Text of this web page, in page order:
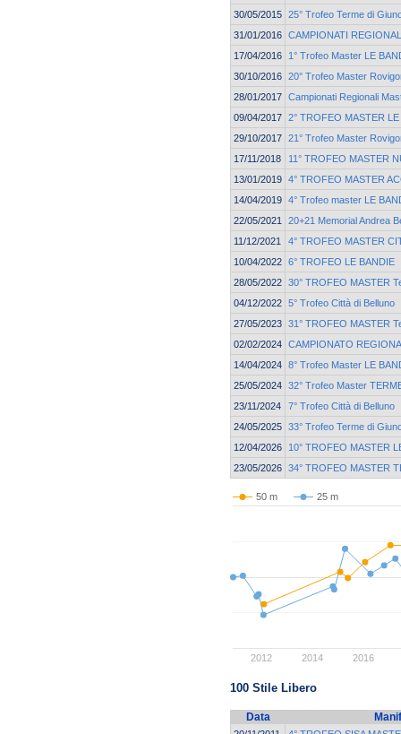
30/05/2015 25° Trofeo Terme di
31/01/2016 CAMPIONATI
17/04/2016
1° Trofeo Master LE
30/10/2016 20° Trofeo Master
28/01/2017 Campionati Regionali
09/04/2017 2° TROFEO MASTER
29/10/2017 21° Trofeo Master
17/11/2018
11° TROFEO MASTER
13/01/2019 4° TROFEO MASTER
14/04/2019 4° Trofeo master LE
22/05/2021
20+21 Memorial Andrea
11/12/2021
4° TROFEO MASTER
10/04/2022 6° TROFEO LE BANDIE
28/05/2022 30° TROFEO MASTER
04/12/2022 5° Trofeo Città di Belluno
27/05/2023 31° TROFEO MASTER
02/02/2024 CAMPIONATO
14/04/2024 8° Trofeo Master LE
25/05/2024 32° Trofeo Master
23/11/2024
7° Trofeo Città di Belluno
24/05/2025 33° Trofeo Terme di
12/04/2026
10° TROFEO MASTER
23/05/2026 34° TROFEO MASTER
50 m 25 m
2012 2014 2016
100 Stile Libero
Data